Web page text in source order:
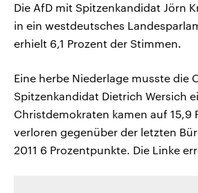
Die AfD mit Spitzenkandidat Jörn
in ein westdeutsches
erhielt 6,1 Prozent der Stimmen.
Eine herbe Niederlage musste die
Spitzenkandidat Dietrich Wersich
Christdemokraten kamen auf 15,9
verloren gegenüber der letzten
2011 6 Prozentpunkte. Die Linke